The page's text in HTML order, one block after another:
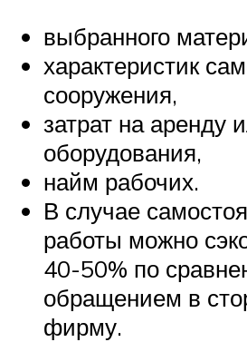
выбранного
характеристик
сооружения,
затрат на аренду
оборудования,
найм рабочих.
В случае
работы можно
40-50% по
обращением в
фирму.